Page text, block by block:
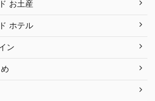
お土産
ホテル
ン